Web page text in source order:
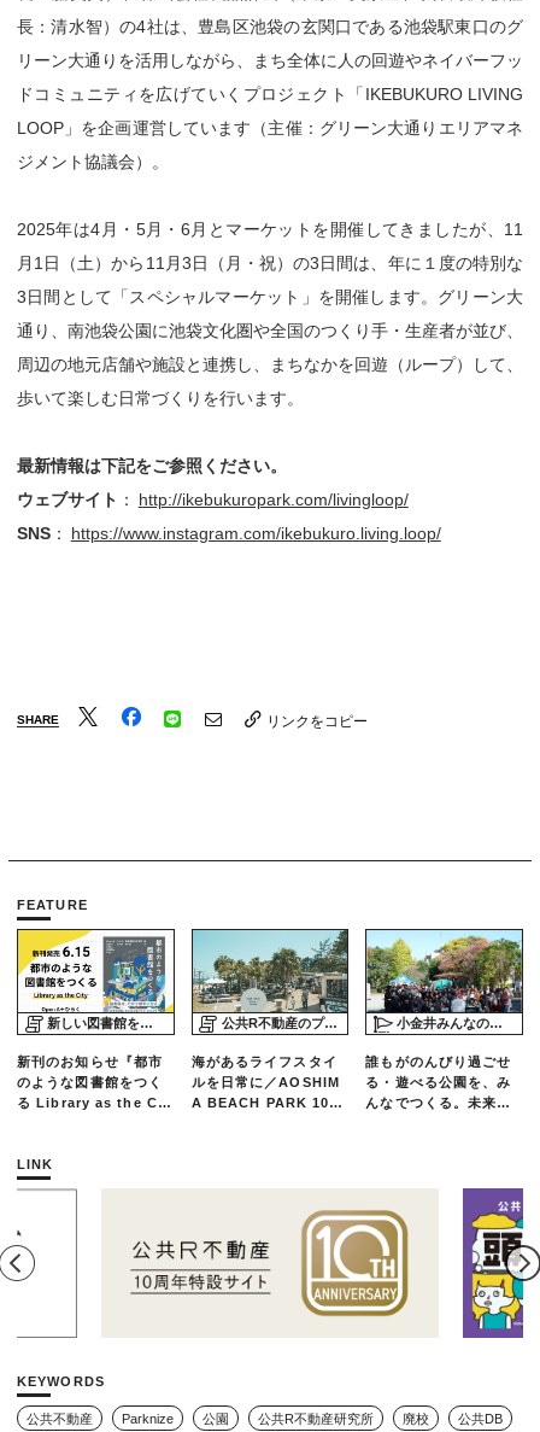
長：清水智）の4社は、豊島区池袋の玄関口である池袋駅東口のグ
リーン大通りを活用しながら、まち全体に人の回遊やネイバーフッ
ドコミュニティを広げていくプロジェクト「IKEBUKURO LIVING
LOOP」を企画運営しています（主催：グリーン大通りエリアマネ
ジメント協議会）。
2025年は4月・5月・6月とマーケットを開催してきましたが、11
月1日（土）から11月3日（月・祝）の3日間は、年に１度の特別な
3日間として「スペシャルマーケット」を開催します。グリーン大
通り、南池袋公園に池袋文化圏や全国のつくり手・生産者が並び、
周辺の地元店舗や施設と連携し、まちなかを回遊（ループ）して、
歩いて楽しむ日常づくりを行います。
最新情報は下記をご参照ください。
ウェブサイト ：
http://ikebukuropark.com/livingloop/
SNS ： https://www.instagram.com/ikebukuro.living.loop/
SHARE リンクをコピー
FEATURE
新しい図書館をめぐる旅
新刊のお知らせ『都市
のような図書館をつく
る Library as the Cit
公共R不動産のプロジェクトスタディ
海があるライフスタイ
ルを日常に／AOSHIM
A BEACH PARK 10年
小金井みんなの公園プロジェクト「play here」
誰もがのんびり過ごせ
る・遊べる公園を、み
んなでつくる。未来の
LINK
KEYWORDS
公共不動産 Parknize 公園 公共R不動産研究所 廃校 公共DB